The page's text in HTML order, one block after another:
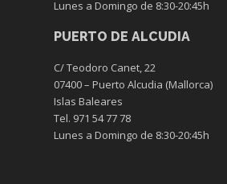
Lunes a Domingo de 8:30-20:45h
PUERTO DE ALCUDIA
C/ Teodoro Canet, 22
07400 – Puerto Alcudia (Mallorca)
Islas Baleares
Tel. 971 54 77 78
Lunes a Domingo de 8:30-20:45h